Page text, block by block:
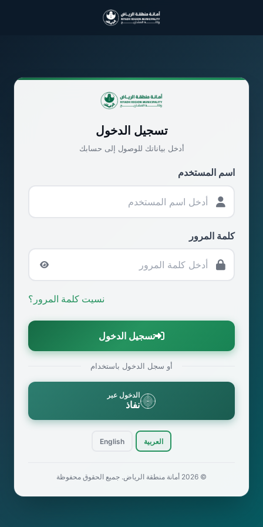
تسجيل الدخول
أدخل بياناتك للوصول إلى حسابك
اسم المستخدم
كلمة المرور
نسيت كلمة المرور؟
تسجيل الدخول
أو سجل الدخول باستخدام
الدخول عبر
نفاذ
العربية English
© 2026 أمانة منطقة الرياض. جميع الحقوق محفوظة